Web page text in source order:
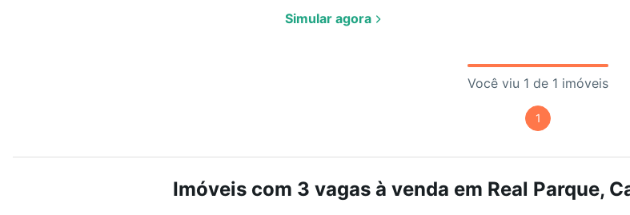
Simular agora
Você viu 1 de 1 imóveis
1
Imóveis com 3 vagas à venda em Real Parque,